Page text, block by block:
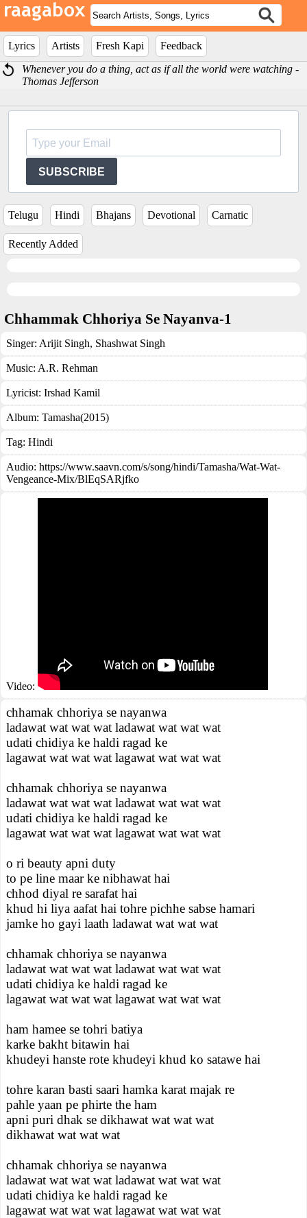
Lyrics Artists Fresh Kapi
Feedback
Whenever you do a thing, act as if all the world were watching -
Thomas Jefferson
SUBSCRIBE
Telugu Hindi Bhajans Devotional Carnatic
Recently Added
Chhammak Chhoriya Se Nayanva-1
Singer: Arijit Singh, Shashwat Singh
Music: A.R. Rehman
Lyricist: Irshad Kamil
Album: Tamasha(2015)
Tag: Hindi
Audio: https://www.saavn.com/s/song/hindi/Tamasha/Wat-Wat-
Vengeance-Mix/BlEqSARjfko
Video:
chhamak chhoriya se nayanwa
ladawat wat wat wat ladawat wat wat wat
udati chidiya ke haldi ragad ke
lagawat wat wat wat lagawat wat wat wat
chhamak chhoriya se nayanwa
ladawat wat wat wat ladawat wat wat wat
udati chidiya ke haldi ragad ke
lagawat wat wat wat lagawat wat wat wat
o ri beauty apni duty
to pe line maar ke nibhawat hai
chhod diyal re sarafat hai
khud hi liya aafat hai tohre pichhe sabse hamari
jamke ho gayi laath ladawat wat wat wat
chhamak chhoriya se nayanwa
ladawat wat wat wat ladawat wat wat wat
udati chidiya ke haldi ragad ke
lagawat wat wat wat lagawat wat wat wat
ham hamee se tohri batiya
karke bakht bitawin hai
khudeyi hanste rote khudeyi khud ko satawe hai
tohre karan basti saari hamka karat majak re
pahle yaan pe phirte the ham
apni puri dhak se dikhawat wat wat wat
dikhawat wat wat wat
chhamak chhoriya se nayanwa
ladawat wat wat wat ladawat wat wat wat
udati chidiya ke haldi ragad ke
lagawat wat wat wat lagawat wat wat wat